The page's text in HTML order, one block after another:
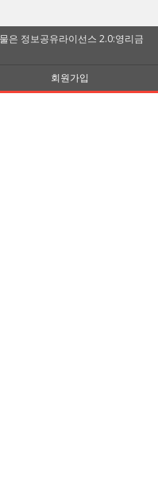
은 정보공유라이선스 2.0:영리금
회원가입